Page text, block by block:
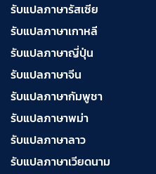
รับแปลภาษารัสเซีย
รับแปลภาษาเกาหลี
รับแปลภาษาญี่ปุ่น
รับแปลภาษาจีน
รับแปลภาษากัมพูชา
รับแปลภาษาพม่า
รับแปลภาษาลาว
รับแปลภาษาเวียดนาม